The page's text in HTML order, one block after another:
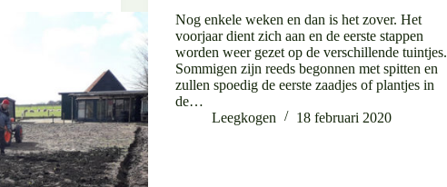
Nog enkele weken en dan is het zover. Het
voorjaar dient zich aan en de eerste stappen
worden weer gezet op de verschillende tuintjes.
Sommigen zijn reeds begonnen met spitten en
zullen spoedig de eerste zaadjes of plantjes in
de…
Leegkogen
18 februari 2020